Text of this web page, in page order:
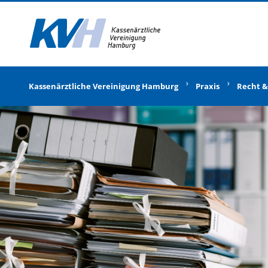
Kassenärztliche Vereinigung Hamburg Praxis Recht